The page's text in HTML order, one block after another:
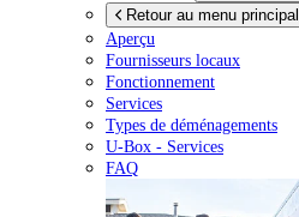
Retour au menu principal
Aperçu
Fournisseurs locaux
Fonctionnement
Services
Types de déménagements
U-Box - Services
FAQ